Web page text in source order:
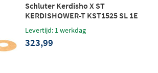
Schluter Kerdisho X ST
KERDISHOWER-T KST1525 SL 1E
Levertijd: 1 werkdag
323,99